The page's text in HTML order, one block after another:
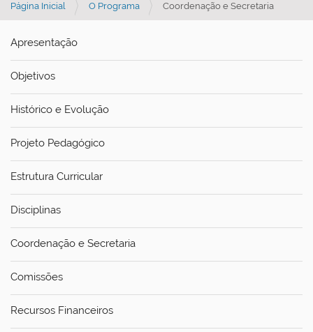
Página Inicial O Programa Coordenação e Secretaria
Apresentação
Objetivos
Histórico e Evolução
Projeto Pedagógico
Estrutura Curricular
Disciplinas
Coordenação e Secretaria
Comissões
Recursos Financeiros